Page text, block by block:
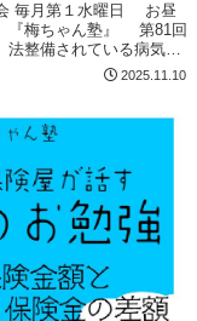
毎月第１水曜日 お昼
梅ちゃん塾』 第81回
整備されている病気
2025.11.10